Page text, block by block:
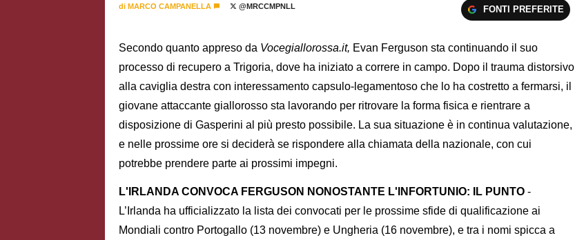
di MARCO CAMPANELLA @MRCCMPNLL FONTI PREFERITE
Secondo quanto appreso da Vocegiallorossa.it, Evan Ferguson sta continuando il suo
processo di recupero a Trigoria, dove ha iniziato a correre in campo. Dopo il trauma distorsivo
alla caviglia destra con interessamento capsulo-legamentoso che lo ha costretto a fermarsi, il
giovane attaccante giallorosso sta lavorando per ritrovare la forma fisica e rientrare a
disposizione di Gasperini al più presto possibile. La sua situazione è in continua valutazione,
e nelle prossime ore si deciderà se rispondere alla chiamata della nazionale, con cui
potrebbe prendere parte ai prossimi impegni.
L'IRLANDA CONVOCA FERGUSON NONOSTANTE L'INFORTUNIO: IL PUNTO -
L’Irlanda ha ufficializzato la lista dei convocati per le prossime sfide di qualificazione ai
Mondiali contro Portogallo (13 novembre) e Ungheria (16 novembre), e tra i nomi spicca a